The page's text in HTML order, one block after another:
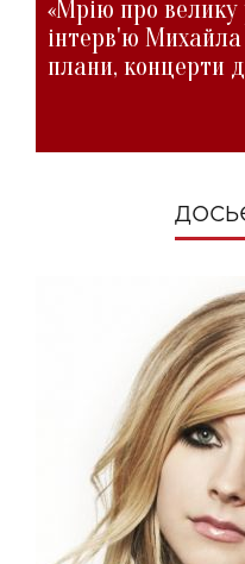
«Мрію про велику
інтерв'ю
плани, концерти